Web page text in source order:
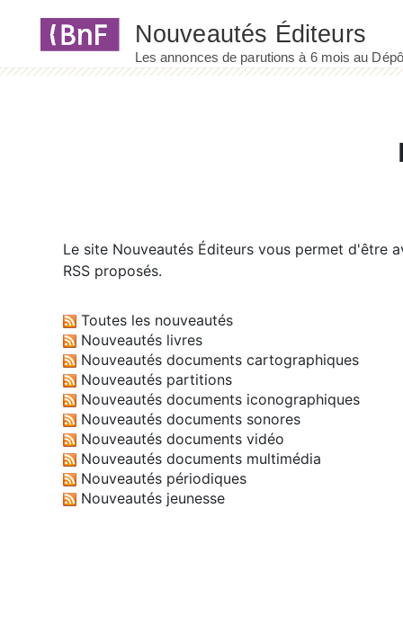
Le site Nouveautés Éditeurs vous permet d'être
RSS proposés.
Toutes les nouveautés
Nouveautés livres
Nouveautés documents cartographiques
Nouveautés partitions
Nouveautés documents iconographiques
Nouveautés documents sonores
Nouveautés documents vidéo
Nouveautés documents multimédia
Nouveautés périodiques
Nouveautés jeunesse